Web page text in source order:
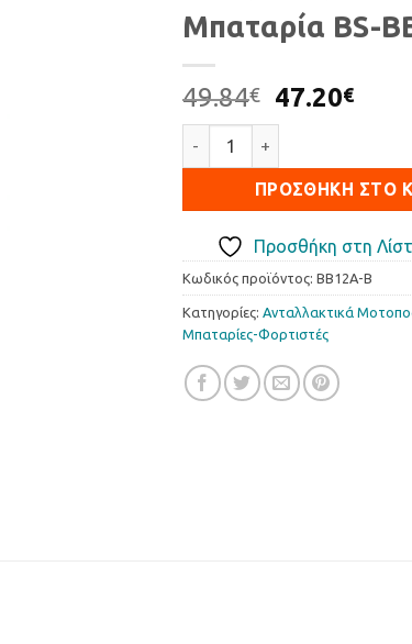
Μπαταρία BS-
49.84€
Original
price
49.84€.
47.20€Η
ΠΡΟΣΘΉΚΗ ΣΤΟ
Προσθήκη στη
Κωδικός προϊόντος: BB12A-B
Κατηγορίες: Ανταλλακτικά
Μπαταρίες-Φορτιστές